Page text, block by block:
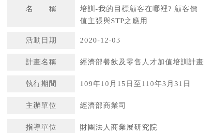
名 稱
培訓-我的目標顧客在哪裡? 顧客價
值主張與STP之應用
活動日期 2020-12-03
計畫名稱 經濟部餐飲及零售人才加值培訓計畫
執行期間 109年10月15日至110年3月31日
主辦單位 經濟部商業司
指導單位 財團法人商業展研究院